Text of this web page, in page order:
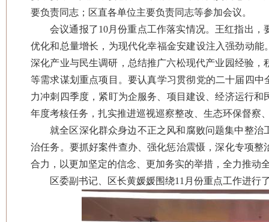
要负责同志；区直各单位主要负责同志等参加会议。
会议通报了10月份重点工作落实情况。王红指出
优化和总量增长，为现代化幸福金安建设注入强劲动
深化产业与民生调研，总结推广六松现代产业园经验
等需求谋划重点项目。要认真学习贯彻党的二十届四
力冲刺四季度‌，紧盯为企服务、项目建设、经济运行
年度考核任务，扎实推进巡视巡察整改、生态环保督察
就全区深化群众身边不正之风和腐败问题集中整
治任务。要抓好案件查办、强化惩治震慑，深化专项
合力，以更加坚定的信念、更加务实的举措，全力推动
区委副书记、区长黄媛媛围绕11月份重点工作进